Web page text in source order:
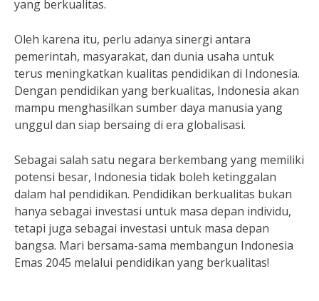
yang berkualitas.
Oleh karena itu, perlu adanya sinergi antara
pemerintah, masyarakat, dan dunia usaha untuk
terus meningkatkan kualitas pendidikan di Indonesia.
Dengan pendidikan yang berkualitas, Indonesia akan
mampu menghasilkan sumber daya manusia yang
unggul dan siap bersaing di era globalisasi.
Sebagai salah satu negara berkembang yang memiliki
potensi besar, Indonesia tidak boleh ketinggalan
dalam hal pendidikan. Pendidikan berkualitas bukan
hanya sebagai investasi untuk masa depan individu,
tetapi juga sebagai investasi untuk masa depan
bangsa. Mari bersama-sama membangun Indonesia
Emas 2045 melalui pendidikan yang berkualitas!